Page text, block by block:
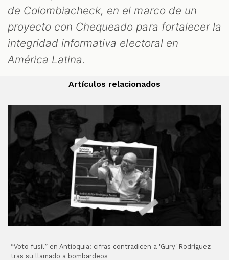
de Colombiacheck, en el marco de un
proyecto con Chequeado para fortalecer la
integridad informativa electoral en
América Latina.
Artículos relacionados
“Voto fusil” en Antioquia: cifras contradicen a 'Gury' Rodríguez
tras su llamado a bombardeos